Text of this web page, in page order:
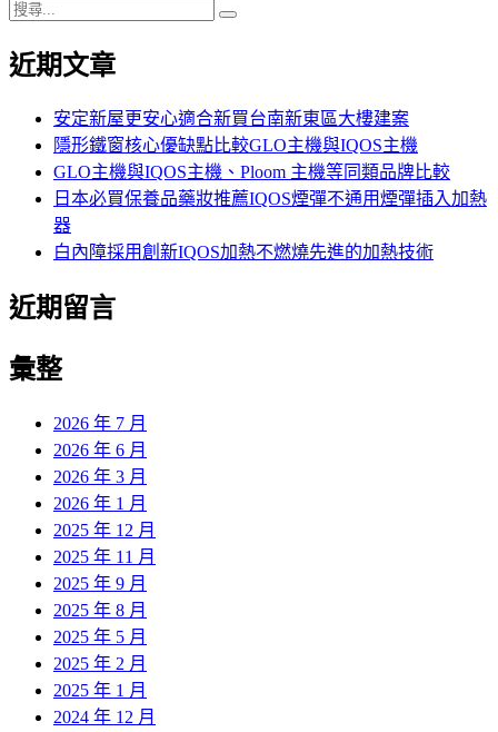
搜
關
近期文章
安定新屋更安心適合新買台南新東區大樓建案
隱形鐵窗核心優缺點比較GLO主機與IQOS主機
GLO主機與IQOS主機、Ploom 主機等同類品牌比較
日本必買保養品藥妝推薦IQOS煙彈不通用煙彈插入加熱
器
白內障採用創新IQOS加熱不燃燒先進的加熱技術
近期留言
彙整
2026 年 7 月
2026 年 6 月
2026 年 3 月
2026 年 1 月
2025 年 12 月
2025 年 11 月
2025 年 9 月
2025 年 8 月
2025 年 5 月
2025 年 2 月
2025 年 1 月
2024 年 12 月